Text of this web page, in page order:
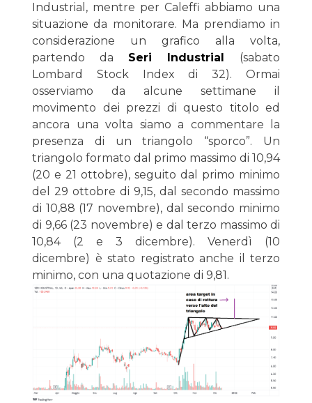
Industrial, mentre per Caleffi abbiamo una
situazione da monitorare. Ma prendiamo in
considerazione un grafico alla volta,
partendo da Seri Industrial (sabato
Lombard Stock Index di 32). Ormai
osserviamo da alcune settimane il
movimento dei prezzi di questo titolo ed
ancora una volta siamo a commentare la
presenza di un triangolo “sporco”. Un
triangolo formato dal primo massimo di 10,94
(20 e 21 ottobre), seguito dal primo minimo
del 29 ottobre di 9,15, dal secondo massimo
di 10,88 (17 novembre), dal secondo minimo
di 9,66 (23 novembre) e dal terzo massimo di
10,84 (2 e 3 dicembre). Venerdì (10
dicembre) è stato registrato anche il terzo
minimo, con una quotazione di 9,81.